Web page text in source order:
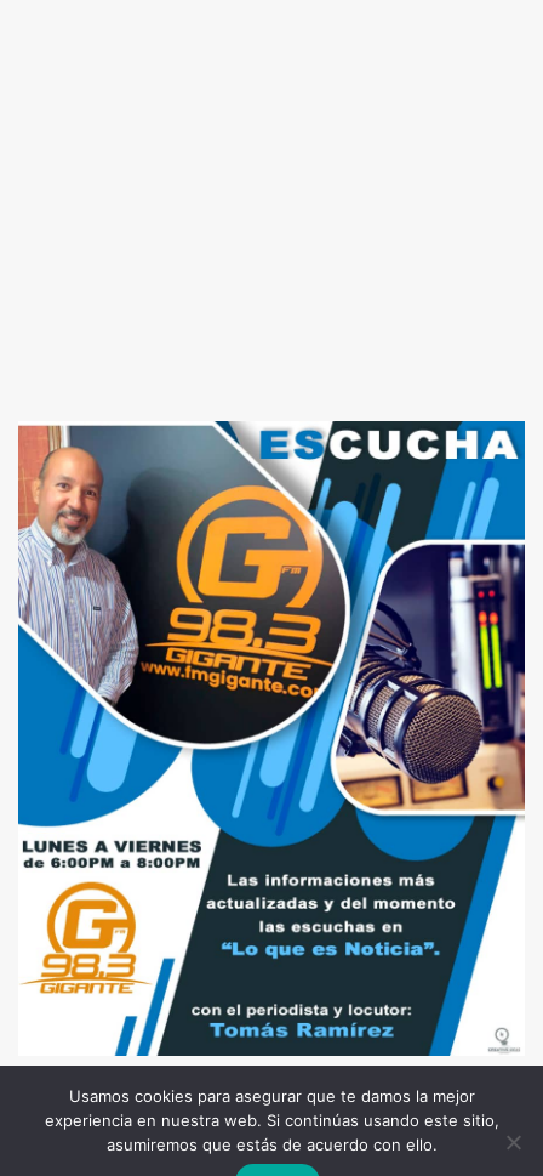
Todos los Derechos Reservados. Somos Noticia COL
© 2026 |Terminos y condiciones|Politica de
Usamos cookies para asegurar que te damos la mejor
experiencia en nuestra web. Si continúas usando este sitio,
asumiremos que estás de acuerdo con ello.